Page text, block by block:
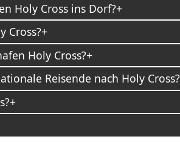
Holy Cross ins Dorf?
Cross?
Holy Cross?
Reisende nach Holy Cross?